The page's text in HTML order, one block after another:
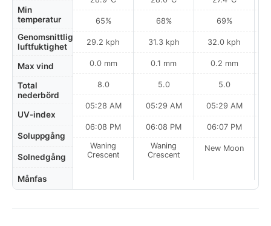
Min
temperatur
Genomsnittlig
luftfuktighet
Max vind
Total
nederbörd
UV-index
Soluppgång
Solnedgång
Månfas
65%
29.2 kph
0.0 mm
8.0
05:28 AM
06:08 PM
Waning
Crescent
68%
31.3 kph
0.1 mm
5.0
05:29 AM
06:08 PM
Waning
Crescent
69%
32.0 kph
0.2 mm
5.0
05:29 AM
06:07 PM
New Moon